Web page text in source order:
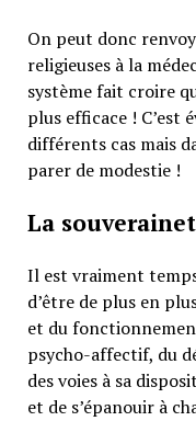
On peut donc
religieuses à la
système fait croire
plus efficace ! C’est
différents cas mais
parer de modestie !
La
Il est vraiment
d’être de plus en
et du
psycho-affectif, du
des voies à sa
et de s’épanouir à